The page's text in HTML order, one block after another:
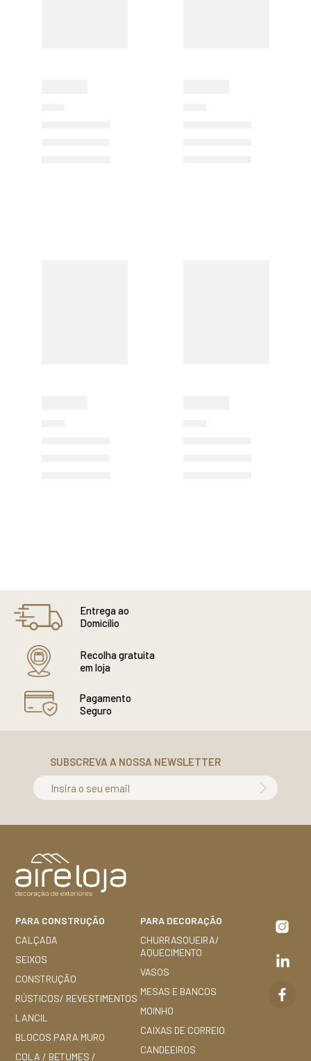
Entrega ao
Domicílio
Recolha gratuita
em loja
Pagamento
Seguro
SUBSCREVA A NOSSA NEWSLETTER
Insira o seu email
PARA CONSTRUÇÃO
CALÇADA
SEIXOS
CONSTRUÇÃO
RÚSTICOS/ REVESTIMENTOS
LANCIL
BLOCOS PARA MURO
COLA / BETUMES /
PARA DECORAÇÃO
CHURRASQUEIRA/
AQUECIMENTO
VASOS
MESAS E BANCOS
MOINHO
CAIXAS DE CORREIO
CANDEEIROS